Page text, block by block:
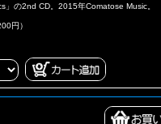
」の2nd CD。2015年Comatose Music。
円）